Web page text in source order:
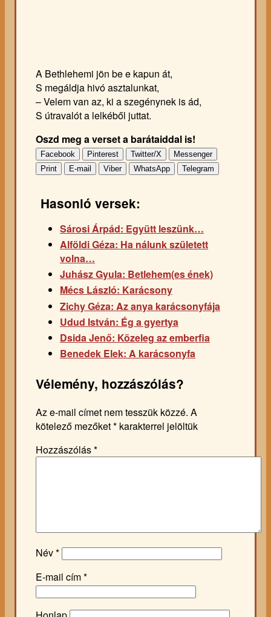
A Bethlehemi jön be e kapun át,
S megáldja hivó asztalunkat,
– Velem van az, ki a szegénynek is ád,
S útravalót a lelkéből juttat.
Oszd meg a verset a barátaiddal is!
Facebook Pinterest Twitter/X
Messenger
Print
E-mail Viber WhatsApp Telegram
Hasonló versek:
Sárosi Árpád: Együtt leszünk…
Alföldi Géza: Ha nálunk született
volna…
Juhász Gyula: Betlehem(es ének)
Mécs László: Karácsony
Zichy Géza: Az anya karácsonyfája
Udud István: Ég a gyertya
Dsida Jenő: Közeleg az emberfia
Benedek Elek: A karácsonyfa
Vélemény, hozzászólás?
Az e-mail címet nem tesszük közzé. A
kötelező mezőket* karakterrel jelöltük
Hozzászólás*
Név*
E-mail cím*